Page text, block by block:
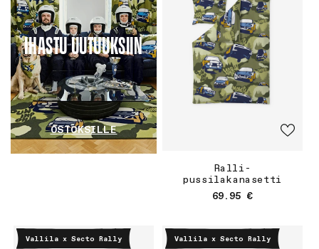
IHASTU UUTUUKSIIN
OSTOKSILLE
Ralli-
pussilakanasetti
Normaalihinta
69.95 €
Vallila x Secto Rally Vallila x Secto Rally